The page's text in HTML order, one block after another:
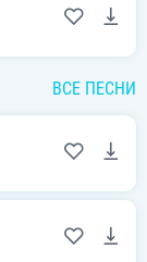
ВСЕ ПЕСНИ